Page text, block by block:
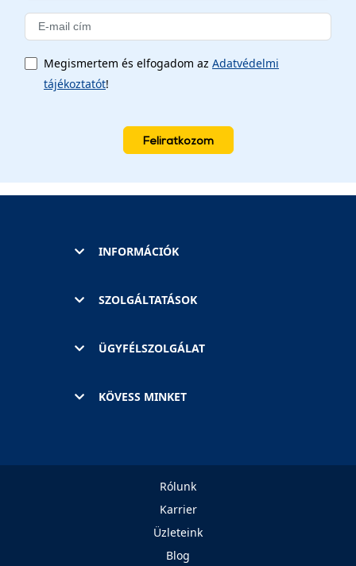
Megismertem és elfogadom az Adatvédelmi
tájékoztatót!
Feliratkozom
INFORMÁCIÓK
SZOLGÁLTATÁSOK
ÜGYFÉLSZOLGÁLAT
KÖVESS MINKET
Rólunk
Karrier
Üzleteink
Blog